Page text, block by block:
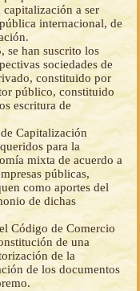
capitalización a ser
internacional, de
se han suscrito los
sociedades de
constituido por
público, constituido
escritura de
Capitalización
para la
mixta de acuerdo a
públicas,
como aportes del
de dichas
Código de Comercio
de una
de la
de los documentos